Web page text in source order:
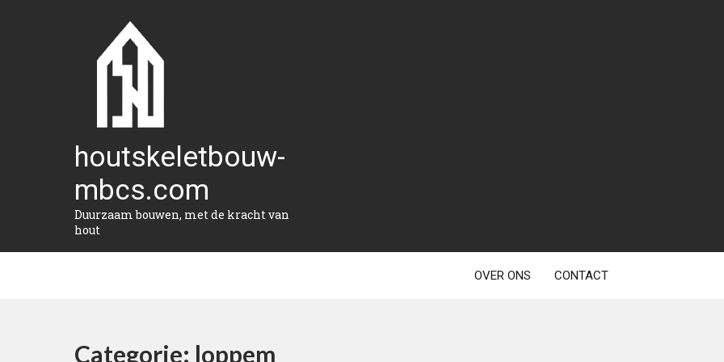
houtskeletbouw-
mbcs.com
Duurzaam bouwen, met de kracht van
hout
OVER ONS CONTACT
Categorie: loppem